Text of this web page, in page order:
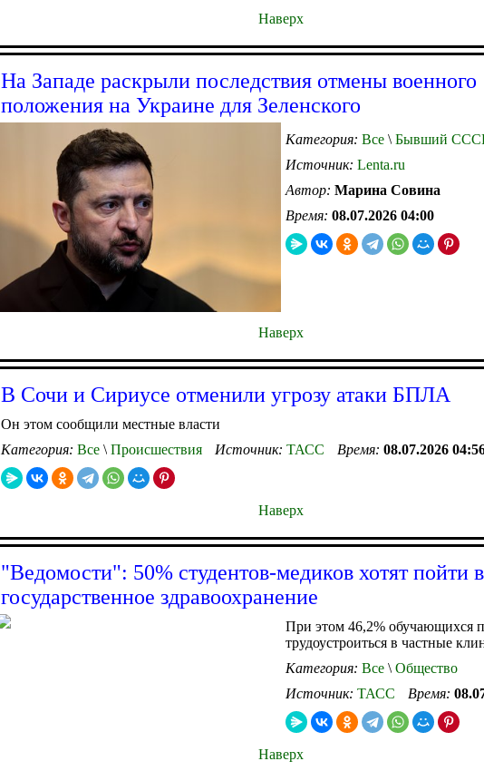
Наверх
На Западе раскрыли последствия отмены военного
положения на Украине для Зеленского
Категория: Все \ Бывший
Источник: Lenta.ru
Автор: Марина Совина
Время: 08.07.2026 04:00
Наверх
В Сочи и Сириусе отменили угрозу атаки БПЛА
Он этом сообщили местные власти
Категория: Все \ Происшествия Источник: ТАСС Время: 08.07.2026
Наверх
"Ведомости": 50% студентов-медиков хотят пойти в
государственное здравоохранение
При этом 46,2% обучающихся
трудоустроиться в частные
Категория: Все \ Общество
Источник: ТАСС Время:
Наверх